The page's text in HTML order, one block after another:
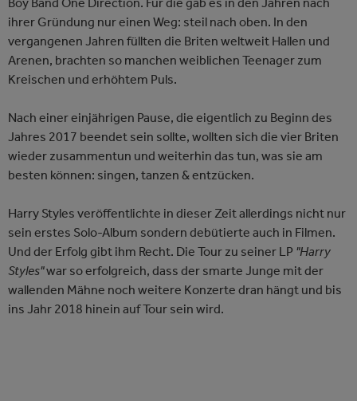
ihrer Gründung nur einen Weg: steil nach oben. In den
vergangenen Jahren füllten die Briten weltweit Hallen und
Arenen, brachten so manchen weiblichen Teenager zum
Kreischen und erhöhtem Puls.
Nach einer einjährigen Pause, die eigentlich zu Beginn des
Jahres 2017 beendet sein sollte, wollten sich die vier Briten
wieder zusammentun und weiterhin das tun, was sie am
besten können: singen, tanzen & entzücken.
Harry Styles veröffentlichte in dieser Zeit allerdings nicht nur
sein erstes Solo-Album sondern debütierte auch in Filmen.
Und der Erfolg gibt ihm Recht. Die Tour zu seiner LP "Harry
Styles"war so erfolgreich, dass der smarte Junge mit der
wallenden Mähne noch weitere Konzerte dran hängt und bis
ins Jahr 2018 hinein auf Tour sein wird.